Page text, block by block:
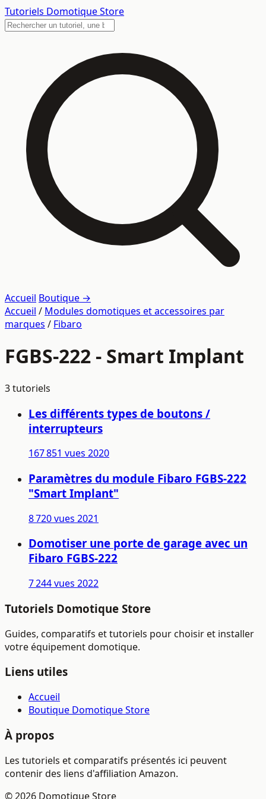
Tutoriels Domotique Store
Accueil Boutique →
Accueil / Modules domotiques et accessoires par
marques / Fibaro
FGBS-222 - Smart Implant
3 tutoriels
Les différents types de boutons /
interrupteurs
167 851 vues 2020
Paramètres du module Fibaro FGBS-222
"Smart Implant"
8 720 vues 2021
Domotiser une porte de garage avec un
Fibaro FGBS-222
7 244 vues 2022
Tutoriels Domotique Store
Guides, comparatifs et tutoriels pour choisir et installer
votre équipement domotique.
Liens utiles
Accueil
Boutique Domotique Store
À propos
Les tutoriels et comparatifs présentés ici peuvent
contenir des liens d'affiliation Amazon.
© 2026 Domotique Store